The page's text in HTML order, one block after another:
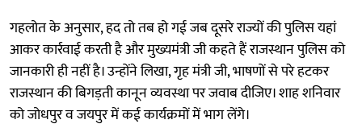
गहलोत के अनुसार, हद तो तब हो गई जब दूसरे राज्यों की पुलिस यहां
आकर कार्रवाई करती है और मुख्यमंत्री जी कहते हैं राजस्थान पुलिस को
जानकारी ही नहीं है। उन्होंने लिखा, गृह मंत्री जी, भाषणों से परे हटकर
राजस्थान की बिगड़ती कानून व्यवस्था पर जवाब दीजिए। शाह शनिवार
को जोधपुर व जयपुर में कई कार्यक्रमों में भाग लेंगे।